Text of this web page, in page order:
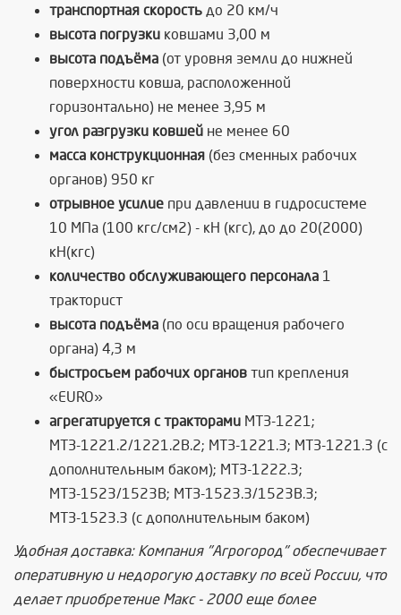
транспортная скорость до 20 км/ч
высота погрузки ковшами 3,00 м
высота подъёма (от уровня земли до нижней
поверхности ковша, расположенной
горизонтально) не менее 3,95 м
угол разгрузки ковшей не менее 60
масса конструкционная (без сменных рабочих
органов) 950 кг
отрывное усилие при давлении в гидросистеме
10 МПа (100 кгс/см2) - кН (кгс), до до 20(2000)
кН(кгс)
количество обслуживающего персонала 1
тракторист
высота подъёма (по оси вращения рабочего
органа) 4,3 м
быстросъем рабочих органов тип крепления
«EURO»
агрегатируется с тракторами МТЗ-1221;
МТЗ-1221.2/1221.2В.2; МТЗ-1221.3; МТЗ-1221.3 (с
дополнительным баком); МТЗ-1222.3;
МТЗ-1523/1523В; МТЗ-1523.3/1523В.3;
МТЗ-1523.3 (с дополнительным баком)
Удобная доставка: Компания "Агрогород" обеспечивает
оперативную и недорогую доставку по всей России, что
делает приобретение Макс - 2000 еще более